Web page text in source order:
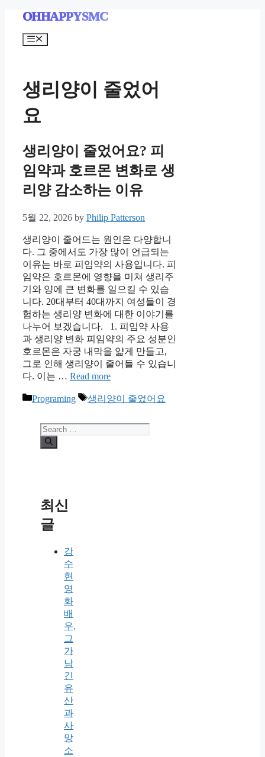
content
OHHAPPYSMC
Menu
생리양이 줄었어
요
생리양이 줄었어요? 피
임약과 호르몬 변화로 생
리양 감소하는 이유
5월 22, 2026 by Philip Patterson
생리양이 줄어드는 원인은 다양합니
다. 그 중에서도 가장 많이 언급되는
이유는 바로 피임약의 사용입니다. 피
임약은 호르몬에 영향을 미쳐 생리주
기와 양에 큰 변화를 일으킬 수 있습
니다. 20대부터 40대까지 여성들이 경
험하는 생리양 변화에 대한 이야기를
나누어 보겠습니다. 1. 피임약 사용
과 생리양 변화 피임약의 주요 성분인
호르몬은 자궁 내막을 얇게 만들고,
그로 인해 생리양이 줄어들 수 있습니
다. 이는 … Read more
Categories
Programing Tags
생리양이 줄었어요
Search
for:
최신
글
강
수
현
영
화
배
우,
그
가
남
긴
유
산
과
사
망
소